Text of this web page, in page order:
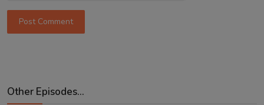
Post Comment
Other Episodes...